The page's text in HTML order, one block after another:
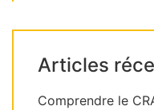
Articles
Comprendre le